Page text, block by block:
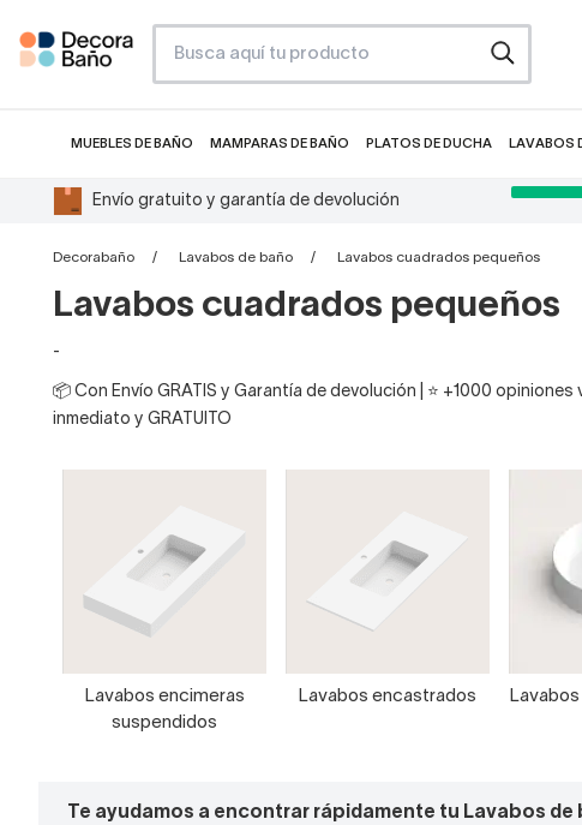
MUEBLES DE BAÑO MAMPARAS DE BAÑO PLATOS DE DUCHA LAVABOS
Envío gratuito y garantía de devolución
Decorabaño Lavabos de baño Lavabos cuadrados pequeños
Lavabos cuadrados pequeños
-
📦 Con Envío GRATIS y Garantía de devolución | ⭐ +1000
inmediato y GRATUITO
Lavabos encimeras
suspendidos
Lavabos encastrados
Te ayudamos a encontrar rápidamente tu Lavabos de